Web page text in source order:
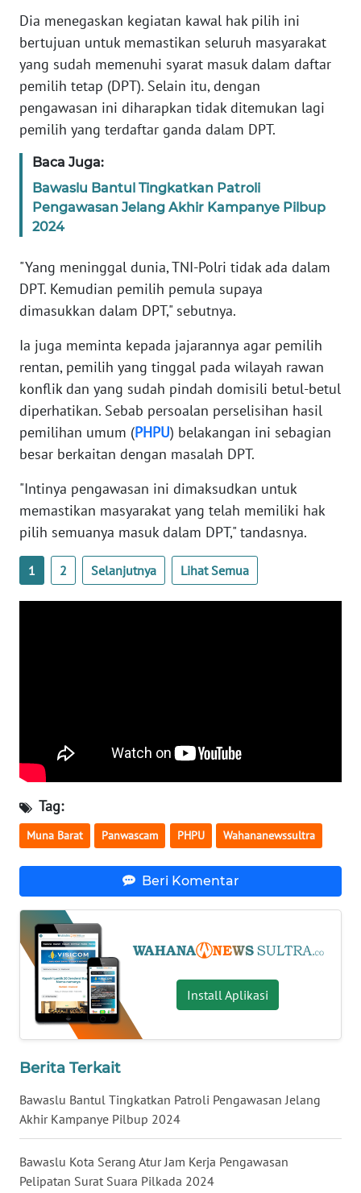
Dia menegaskan kegiatan kawal hak pilih ini
bertujuan untuk memastikan seluruh masyarakat
yang sudah memenuhi syarat masuk dalam daftar
pemilih tetap (DPT). Selain itu, dengan
pengawasan ini diharapkan tidak ditemukan lagi
pemilih yang terdaftar ganda dalam DPT.
Baca Juga:
Bawaslu Bantul Tingkatkan Patroli
Pengawasan Jelang Akhir Kampanye Pilbup
2024
"Yang meninggal dunia, TNI-Polri tidak ada dalam
DPT. Kemudian pemilih pemula supaya
dimasukkan dalam DPT," sebutnya.
Ia juga meminta kepada jajarannya agar pemilih
rentan, pemilih yang tinggal pada wilayah rawan
konflik dan yang sudah pindah domisili betul-betul
diperhatikan. Sebab persoalan perselisihan hasil
pemilihan umum (PHPU) belakangan ini sebagian
besar berkaitan dengan masalah DPT.
"Intinya pengawasan ini dimaksudkan untuk
memastikan masyarakat yang telah memiliki hak
pilih semuanya masuk dalam DPT," tandasnya.
1 2 Selanjutnya Lihat Semua
Tag:
Muna Barat Panwascam PHPU Wahananewssultra
Beri Komentar
Install Aplikasi
Berita Terkait
Bawaslu Bantul Tingkatkan Patroli Pengawasan Jelang
Akhir Kampanye Pilbup 2024
Bawaslu Kota Serang Atur Jam Kerja Pengawasan
Pelipatan Surat Suara Pilkada 2024
WN
PAPUA
BARAT
RIAU
WN
WN
JAMBI
WN
SULTRA
NTB
WN
SULTENG
WN
WN
BABEL
WN
WN
LAMPUNG
WN
JATENG
WN
JOGJA
WN
JATIM
BALI
KALBAR
WN
KALTENG